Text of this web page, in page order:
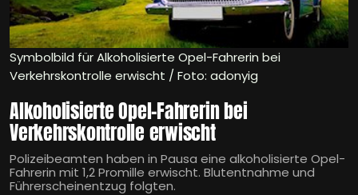
Symbolbild für Alkoholisierte Opel-Fahrerin bei
Verkehrskontrolle erwischt / Foto: adonyig
Alkoholisierte Opel-Fahrerin bei
Verkehrskontrolle erwischt
Polizeibeamten haben in Pausa eine alkoholisierte Opel-
Fahrerin mit 1,2 Promille erwischt. Blutentnahme und
Führerscheinentzug folgten.